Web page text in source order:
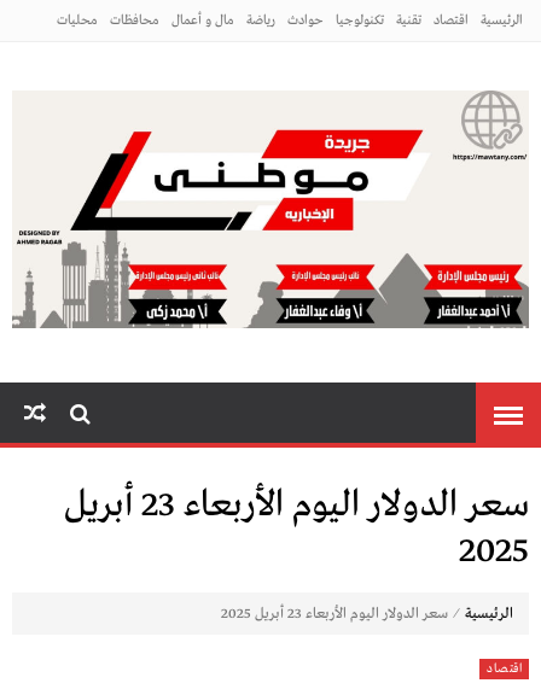
الرئيسية اقتصاد تقنية تكنولوجيا حوادث رياضة مال و أعمال محافظات محليات
سعر الدولار اليوم الأربعاء 23 أبريل
2025
الرئيسية ⁄ سعر الدولار اليوم الأربعاء 23 أبريل 2025
اقتصاد